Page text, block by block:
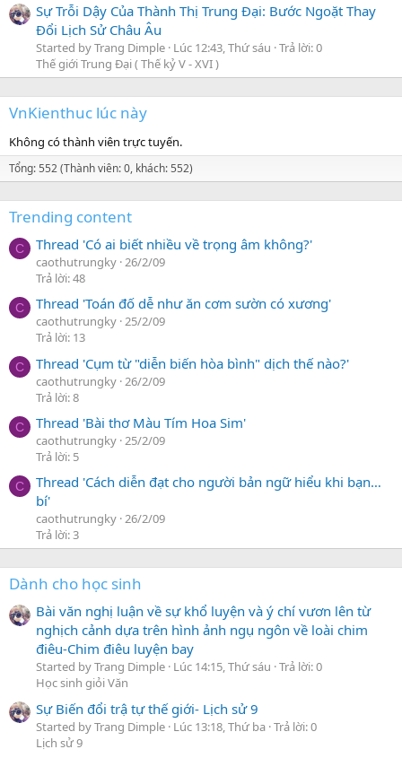
Sự Trỗi Dậy Của Thành Thị Trung Đại: Bước Ngoặt Thay
Đổi Lịch Sử Châu Âu
Started by Trang Dimple Lúc 12:43, Thứ sáu Trả lời: 0
Thế giới Trung Đại ( Thế kỷ V - XVI )
VnKienthuc lúc này
Không có thành viên trực tuyến.
Tổng: 552 (Thành viên: 0, khách: 552)
Trending content
C Thread 'Có ai biết nhiều về trọng âm không?'
caothutrungky 26/2/09
Trả lời: 48
C Thread 'Toán đố dễ như ăn cơm sườn có xương'
caothutrungky 25/2/09
Trả lời: 13
C Thread 'Cụm từ "diễn biến hòa bình" dịch thế nào?'
caothutrungky 26/2/09
Trả lời: 8
C Thread 'Bài thơ Màu Tím Hoa Sim'
caothutrungky 25/2/09
Trả lời: 5
C
Thread 'Cách diễn đạt cho người bản ngữ hiểu khi bạn…
bí'
caothutrungky 26/2/09
Trả lời: 3
Dành cho học sinh
Bài văn nghị luận về sự khổ luyện và ý chí vươn lên từ
nghịch cảnh dựa trên hình ảnh ngụ ngôn về loài chim
điêu-Chim điêu luyện bay
Started by Trang Dimple Lúc 14:15, Thứ sáu Trả lời: 0
Học sinh giỏi Văn
Sự Biến đổi trậ tự thế giới- Lịch sử 9
Started by Trang Dimple Lúc 13:18, Thứ ba Trả lời: 0
Lịch sử 9